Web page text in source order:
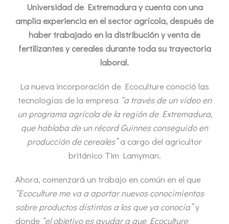
Universidad de Extremadura y cuenta con una
amplia experiencia en el sector agrícola, después de
haber trabajado en la distribución y venta de
fertilizantes y cereales durante toda su trayectoria
laboral.
La nueva incorporación de Ecoculture conoció las
tecnologías de la empresa “a través de un vídeo en
un programa agrícola de la región de Extremadura,
que hablaba de un récord Guinnes conseguido en
producción de cereales”a cargo del agricultor
británico Tim Lamyman.
Ahora, comenzará un trabajo en común en el que
“Ecoculture me va a aportar nuevos conocimientos
sobre productos distintos a los que ya conocía”y
donde “el objetivo es ayudar a que Ecoculture